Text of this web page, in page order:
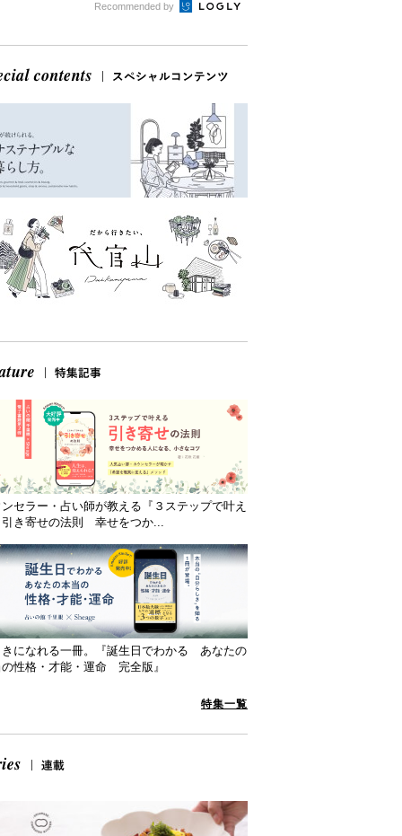
Recommended by
セラー・占い師が教える『３ステップで叶え
き寄せの法則 幸せをつか...
きになれる一冊。『誕生日でわかる あなたの
性格・才能・運命 完全版』
特集一覧